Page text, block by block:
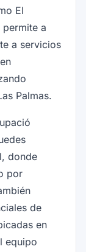
El
permite a
a servicios
Palmas.
donde
por
de
en
equipo